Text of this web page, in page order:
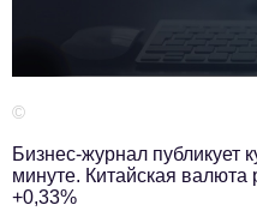
Телефон редакции:
Электронные почты
Информационный отдел
info@business-
Отдел рекламы
reklama@business-
©
Бизнес-журнал публикует
минуте. Китайская валюта
+0,33%